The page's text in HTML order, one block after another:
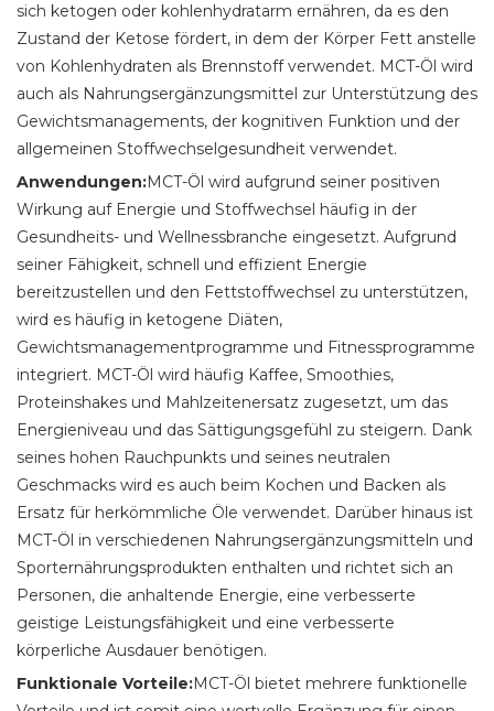
sich ketogen oder kohlenhydratarm ernähren, da es den
Zustand der Ketose fördert, in dem der Körper Fett anstelle
von Kohlenhydraten als Brennstoff verwendet. MCT-Öl wird
auch als Nahrungsergänzungsmittel zur Unterstützung des
Gewichtsmanagements, der kognitiven Funktion und der
allgemeinen Stoffwechselgesundheit verwendet.
Anwendungen:MCT-Öl wird aufgrund seiner positiven
Wirkung auf Energie und Stoffwechsel häufig in der
Gesundheits- und Wellnessbranche eingesetzt. Aufgrund
seiner Fähigkeit, schnell und effizient Energie
bereitzustellen und den Fettstoffwechsel zu unterstützen,
wird es häufig in ketogene Diäten,
Gewichtsmanagementprogramme und Fitnessprogramme
integriert. MCT-Öl wird häufig Kaffee, Smoothies,
Proteinshakes und Mahlzeitenersatz zugesetzt, um das
Energieniveau und das Sättigungsgefühl zu steigern. Dank
seines hohen Rauchpunkts und seines neutralen
Geschmacks wird es auch beim Kochen und Backen als
Ersatz für herkömmliche Öle verwendet. Darüber hinaus ist
MCT-Öl in verschiedenen Nahrungsergänzungsmitteln und
Sporternährungsprodukten enthalten und richtet sich an
Personen, die anhaltende Energie, eine verbesserte
geistige Leistungsfähigkeit und eine verbesserte
körperliche Ausdauer benötigen.
Funktionale Vorteile:MCT-Öl bietet mehrere funktionelle